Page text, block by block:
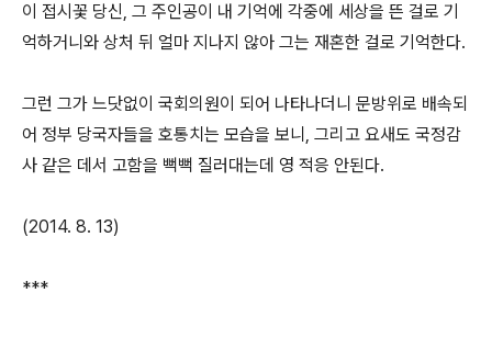
이 접시꽃 당신, 그 주인공이 내 기억에 각중에 세상을 뜬 걸로 기
억하거니와 상처 뒤 얼마 지나지 않아 그는 재혼한 걸로 기억한다.
그런 그가 느닷없이 국회의원이 되어 나타나더니 문방위로 배속되
어 정부 당국자들을 호통치는 모습을 보니, 그리고 요새도 국정감
사 같은 데서 고함을 뻑뻑 질러대는데 영 적응 안된다.
(2014. 8. 13)
***